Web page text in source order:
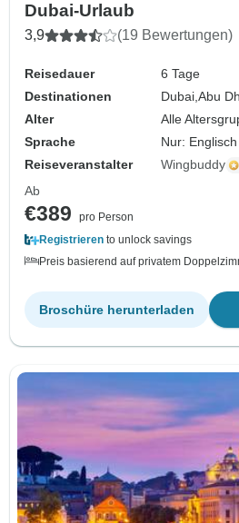
Dubai-Urlaub
3,9 (19 Bewertungen)
Reisedauer
6 Tage
Destinationen
Dubai,Abu
Alter
Alle
Sprache
Nur: Englisch
Reiseveranstalter
Wingbuddy
Ab
€389
pro Person
Registrieren to unlock savings
Preis basierend auf privatem
Broschüre herunterladen